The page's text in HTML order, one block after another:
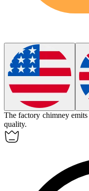
The factory chimney emits
quality.